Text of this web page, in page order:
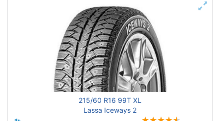
215/60 R16 99T XL
Lassa Iceways 2